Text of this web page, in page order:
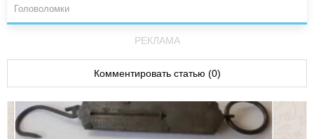
Головоломки
РЕКЛАМА
Комментировать статью (0)